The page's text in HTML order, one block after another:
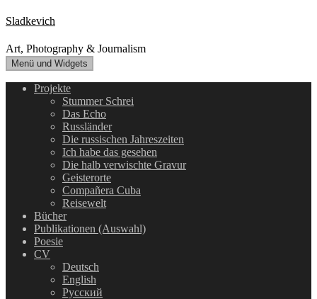
Zum
Inhalt
springen
Sladkevich
Art, Photography & Journalism
Menü und Widgets
Projekte
Stummer Schrei
Das Echo
Russländer
Die russischen Jahreszeiten
Ich habe das gesehen
Die halb verwischte Gravur
Geisterorte
Compañera Cuba
Reisewelt
Bücher
Publikationen (Auswahl)
Poesie
CV
Deutsch
English
Русский